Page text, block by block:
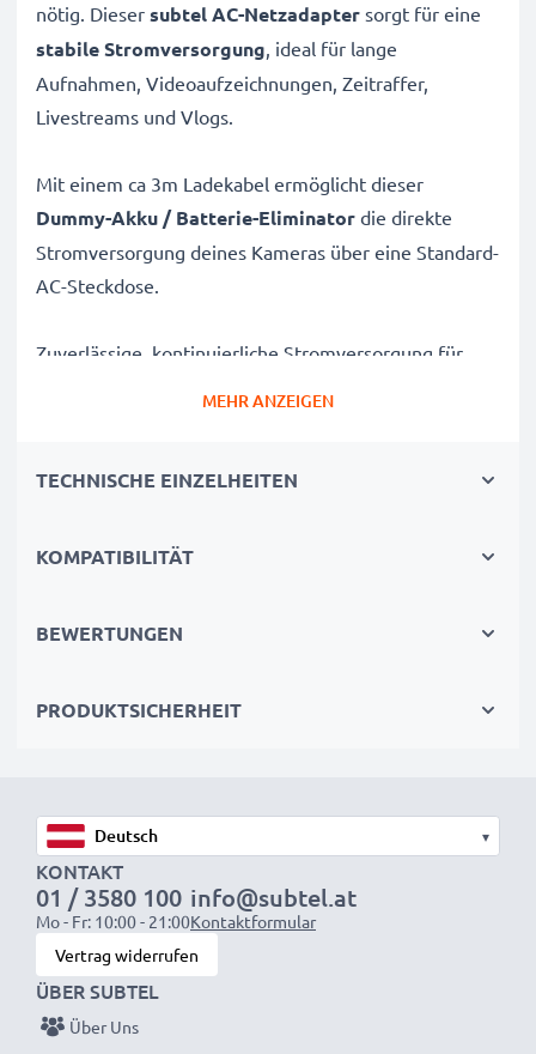
nötig. Dieser subtel AC-Netzadapter sorgt für eine
stabile Stromversorgung, ideal für lange
Aufnahmen, Videoaufzeichnungen, Zeitraffer,
Livestreams und Vlogs.
Mit einem ca 3m Ladekabel ermöglicht dieser
Dummy-Akku / Batterie-Eliminator die direkte
Stromversorgung deines Kameras über eine Standard-
AC-Steckdose.
Zuverlässige, kontinuierliche Stromversorgung für
✔Keine Ladeunterbrechungen
oder ununterbrochene Wiedergabe
kompatibel)
✔Zertifizierter Schutz
& Überspannungsschutz
✔Hochwertiger Steckermit flexiblem,
bruchsicherem Kabel
EH-5 / EH-5b Netzteil / Netzadapter
Marke:subtel Kamera-Stromversorgung
MEHR ANZEIGEN
TECHNISCHE EINZELHEITEN
KOMPATIBILITÄT
BEWERTUNGEN
PRODUKTSICHERHEIT
▾
KONTAKT
01 / 3580 100
Mo - Fr: 10:00 - 21:00
info@subtel.at
Kontaktformular
Vertrag widerrufen
ÜBER SUBTEL
Über Uns